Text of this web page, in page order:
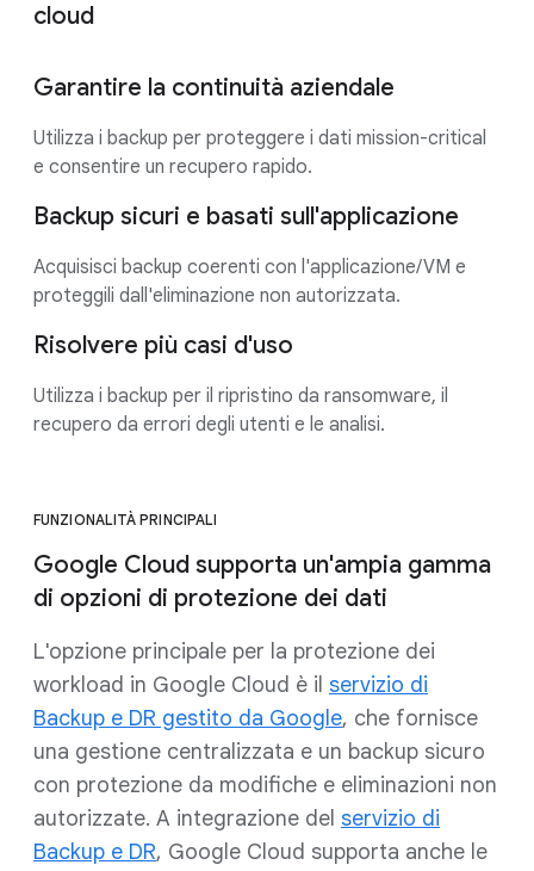
cloud
Garantire la continuità aziendale
Utilizza i backup per proteggere i dati mission-critical
e consentire un recupero rapido.
Backup sicuri e basati sull'applicazione
Acquisisci backup coerenti con l'applicazione/VM e
proteggili dall'eliminazione non autorizzata.
Risolvere più casi d'uso
Utilizza i backup per il ripristino da ransomware, il
recupero da errori degli utenti e le analisi.
FUNZIONALITÀ PRINCIPALI
Google Cloud supporta un'ampia gamma
di opzioni di protezione dei dati
L'opzione principale per la protezione dei
workload in Google Cloud è il servizio di
Backup e DR gestito da Google, che fornisce
una gestione centralizzata e un backup sicuro
con protezione da modifiche e eliminazioni non
autorizzate. A integrazione del servizio di
Backup e DR, Google Cloud supporta anche le